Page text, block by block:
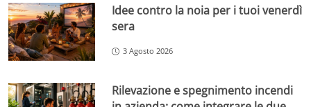
Idee contro la noia per i tuoi venerdì
sera
3 Agosto 2026
Rilevazione e spegnimento incendi